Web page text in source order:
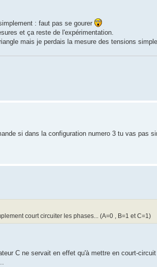
: faut pas se gourer
et ça reste de l'expérimentation.
mais je perdais la mesure des tensions
si dans la configuration numero 3 tu vas pas
court circuiter les phases... (A=0 , B=1 et C=1)
C ne servait en effet qu'à mettre en court-